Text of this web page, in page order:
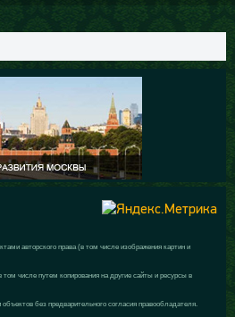
авторского права (в том числе изображения картин и
том числе путем копирования на другие сайты и ресурсы в
без предварительного согласия правообладателя.